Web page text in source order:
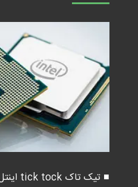
■ تیک تاک tick tock اینتل چیست